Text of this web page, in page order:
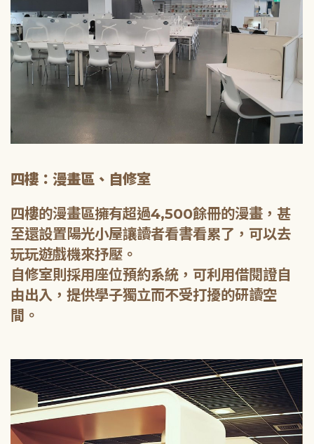
四樓：漫畫區、自修室
四樓的漫畫區擁有超過4,500餘冊的漫畫，甚
至還設置陽光小屋讓讀者看書看累了，可以去
玩玩遊戲機來抒壓。
自修室則採用座位預約系統，可利用借閱證自
由出入，提供學子獨立而不受打擾的研讀空
間。